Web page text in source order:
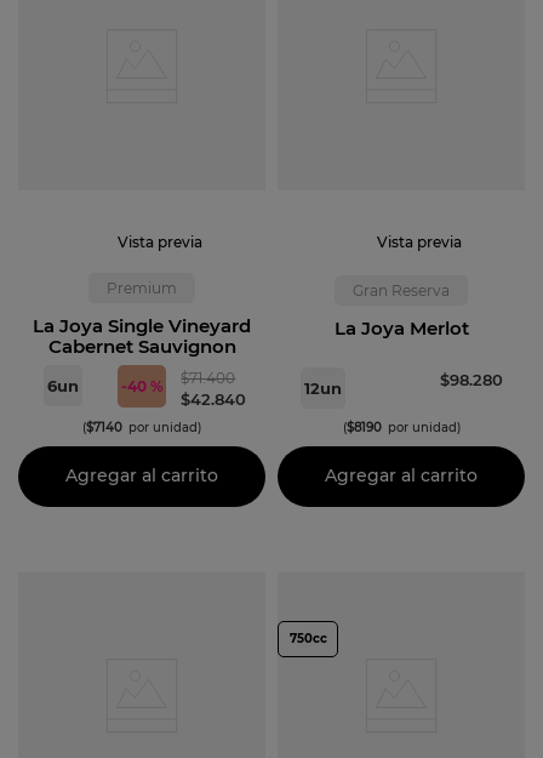
Vista previa
Premium
La Joya Single Vineyard
Cabernet Sauvignon
6un -40 % $71.400
$42.840
($7140 por unidad)
Agregar al carrito
Vista previa
Gran Reserva
La Joya Merlot
12un $98.280
($8190 por unidad)
Agregar al carrito
750cc